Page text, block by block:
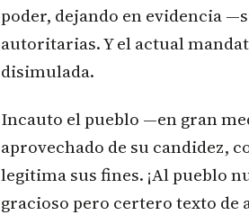
poder, dejando en evidencia
autoritarias. Y el actual
disimulada.
Incauto el pueblo —en gran
aprovechado de su candidez,
legitima sus fines. ¡Al pueblo
gracioso pero certero texto de